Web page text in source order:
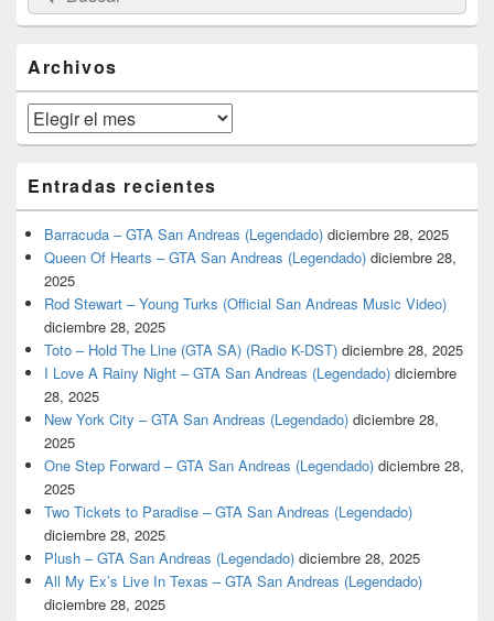
de
widget
lateral
primaria
por:
Archivos
Archivos
Entradas recientes
Barracuda – GTA San Andreas (Legendado) diciembre 28, 2025
Queen Of Hearts – GTA San Andreas (Legendado) diciembre 28,
2025
Rod Stewart – Young Turks (Official San Andreas Music Video)
diciembre 28, 2025
Toto – Hold The Line (GTA SA) (Radio K-DST) diciembre 28, 2025
I Love A Rainy Night – GTA San Andreas (Legendado) diciembre
28, 2025
New York City – GTA San Andreas (Legendado) diciembre 28,
2025
One Step Forward – GTA San Andreas (Legendado) diciembre 28,
2025
Two Tickets to Paradise – GTA San Andreas (Legendado)
diciembre 28, 2025
Plush – GTA San Andreas (Legendado) diciembre 28, 2025
All My Ex’s Live In Texas – GTA San Andreas (Legendado)
diciembre 28, 2025